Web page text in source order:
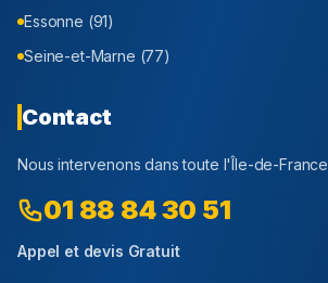
Essonne (91)
Seine-et-Marne (77)
Contact
Nous intervenons dans toute l'Île-de-France
01 88 84 30 51
Appel et devis Gratuit